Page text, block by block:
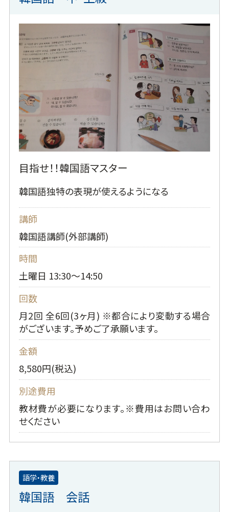
目指せ！！韓国語マスター
韓国語独特の表現が使えるようになる
講師
韓国語講師(外部講師)
時間
土曜日 13:30～14:50
回数
月2回 全6回(3ヶ月) ※都合により変動する場合
がございます。予めご了承願います。
金額
8,580円(税込)
別途費用
教材費が必要になります。※費用はお問い合わ
せください
韓国語 会話
語学・教養